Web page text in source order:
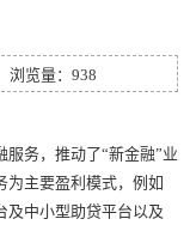
览量： 938
务，推动了“新金融”业
为主要盈利模式，例如
及中小型助贷平台以及